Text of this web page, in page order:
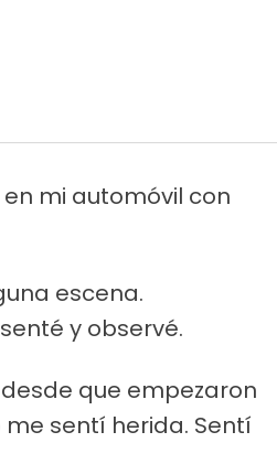
mi automóvil con
escena.
y observé.
que empezaron
sentí herida. Sentí